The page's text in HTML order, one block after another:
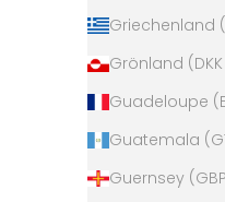
Griechenland
Grönland (DKK
Guadeloupe
Guatemala
Guernsey
Brasilien
Britische